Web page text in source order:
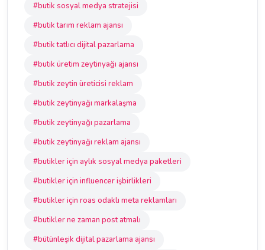
#butik sosyal medya stratejisi
#butik tarım reklam ajansı
#butik tatlıcı dijital pazarlama
#butik üretim zeytinyağı ajansı
#butik zeytin üreticisi reklam
#butik zeytinyağı markalaşma
#butik zeytinyağı pazarlama
#butik zeytinyağı reklam ajansı
#butikler için aylık sosyal medya paketleri
#butikler için influencer işbirlikleri
#butikler için roas odaklı meta reklamları
#butikler ne zaman post atmalı
#bütünleşik dijital pazarlama ajansı